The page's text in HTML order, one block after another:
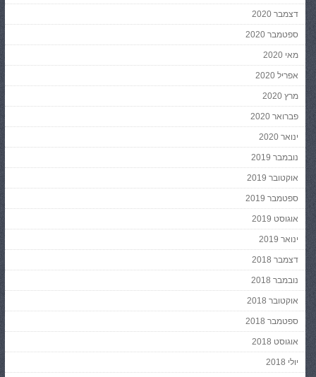
דצמבר 2020
ספטמבר 2020
מאי 2020
אפריל 2020
מרץ 2020
פברואר 2020
ינואר 2020
נובמבר 2019
אוקטובר 2019
ספטמבר 2019
אוגוסט 2019
ינואר 2019
דצמבר 2018
נובמבר 2018
אוקטובר 2018
ספטמבר 2018
אוגוסט 2018
יולי 2018